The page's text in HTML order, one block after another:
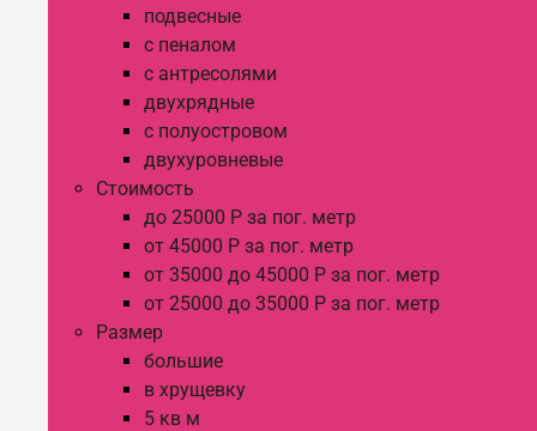
подвесные
с пеналом
с антресолями
двухрядные
с полуостровом
двухуровневые
Стоимость
до 25000 Р за пог. метр
от 45000 Р за пог. метр
от 35000 до 45000 Р за пог. метр
от 25000 до 35000 Р за пог. метр
Размер
большие
в хрущевку
5 кв м